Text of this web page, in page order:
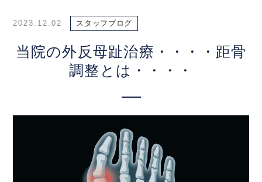
2023.12.02 スタッフブログ
当院の外反母趾治療・・・・距骨
調整とは・・・・